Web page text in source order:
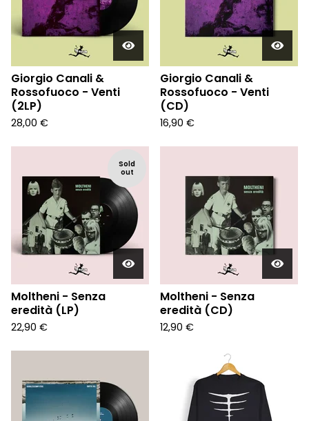
Giorgio Canali &
Rossofuoco - Venti
(2LP)
28,00 €
Giorgio Canali &
Rossofuoco - Venti
(CD)
16,90 €
Sold
out
Moltheni - Senza
eredità (LP)
22,90 €
Moltheni - Senza
eredità (CD)
12,90 €